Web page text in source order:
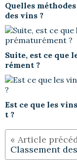
Quelles
des vins ?
Suite, est ce que
rément ?
Est ce que les
t ?
Classement